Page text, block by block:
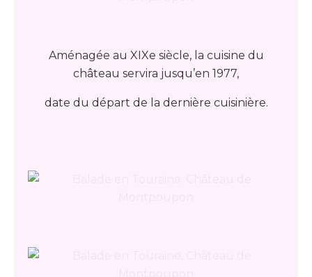
Aménagée au XIXe siècle, la cuisine du
château servira jusqu’en 1977,
date du départ de la dernière cuisinière.